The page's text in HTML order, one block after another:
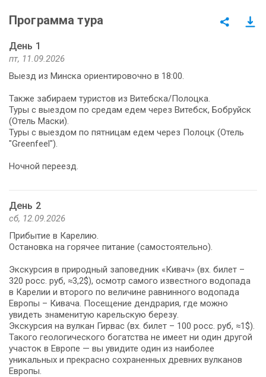
Программа тура
День 1
пт, 11.09.2026
Выезд из Минска ориентировочно в 18:00.
Также забираем туристов из Витебска/Полоцка.
Туры с выездом по средам едем через Витебск, Бобруйск
(Отель Маски).
Туры с выездом по пятницам едем через Полоцк (Отель
"Greenfeel").
Ночной переезд.
День 2
сб, 12.09.2026
Прибытие в Карелию.
Остановка на горячее питание (самостоятельно).
Экскурсия в природный заповедник «Кивач» (вх. билет –
320 росс. руб, ≈3,2$), осмотр самого известного водопада
в Карелии и второго по величине равнинного водопада
Европы – Кивача. Посещение дендрария, где можно
увидеть знаменитую карельскую березу.
Экскурсия на вулкан Гирвас (вх. билет – 100 росс. руб, ≈1$).
Такого геологического богатства не имеет ни один другой
участок в Европе — вы увидите один из наиболее
уникальных и прекрасно сохраненных древних вулканов
Европы.